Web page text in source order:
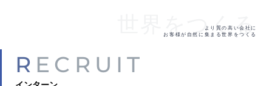
世界をつくる
より質の高い会社に
お客様が自然に集まる世界をつくる
RECRUIT